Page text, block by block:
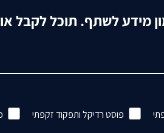
מידע לשתף. תוכל לקבל
פוסט רדיקל ותפקוד זקפתי